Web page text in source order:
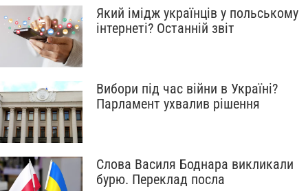
Який імідж українців у польському
інтернеті? Останній звіт
Вибори під час війни в Україні?
Парламент ухвалив рішення
Слова Василя Боднара викликали
бурю. Переклад посла